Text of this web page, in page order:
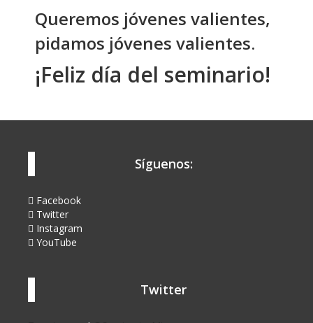
Queremos jóvenes valientes,
pidamos jóvenes valientes.
¡Feliz día del seminario!
Síguenos:
Facebook
Twitter
Instagram
YouTube
Twitter